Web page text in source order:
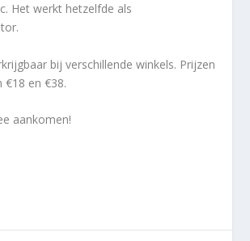
Het werkt hetzelfde als
bij verschillende winkels. Prijzen
€18 en €38.
aankomen!